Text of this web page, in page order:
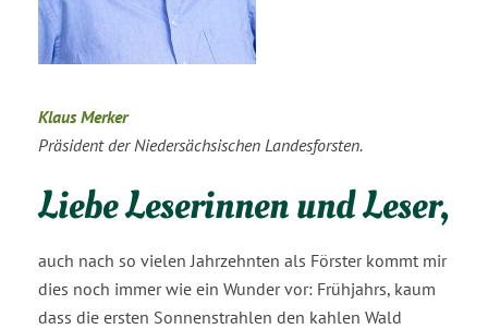
Klaus Merker
Präsident der Niedersächsischen Landesforsten.
Liebe Leserinnen und Leser,
auch nach so vielen Jahrzehnten als Förster kommt mir
dies noch immer wie ein Wunder vor: Frühjahrs, kaum
dass die ersten Sonnenstrahlen den kahlen Wald